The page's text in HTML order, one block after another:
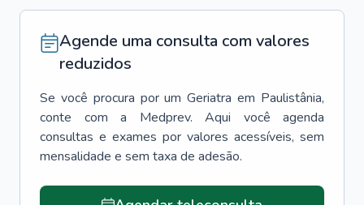
Agende uma consulta com valores
reduzidos
Se você procura por um Geriatra em Paulistânia,
conte com a Medprev. Aqui você agenda
consultas e exames por valores acessíveis, sem
mensalidade e sem taxa de adesão.